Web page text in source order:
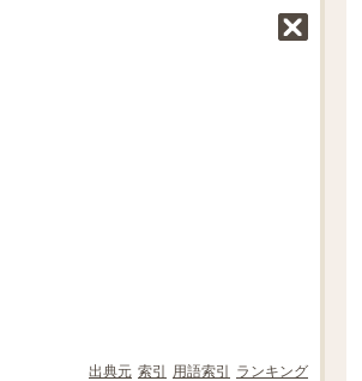
出典元 索引 用語索引 ランキング